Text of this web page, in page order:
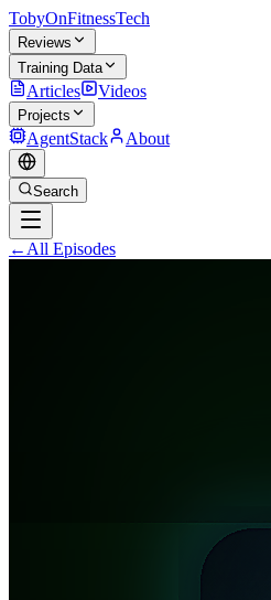
TobyOnFitnessTech
Reviews
Training Data
Articles Videos
Projects
AgentStack About
Search
← All Episodes